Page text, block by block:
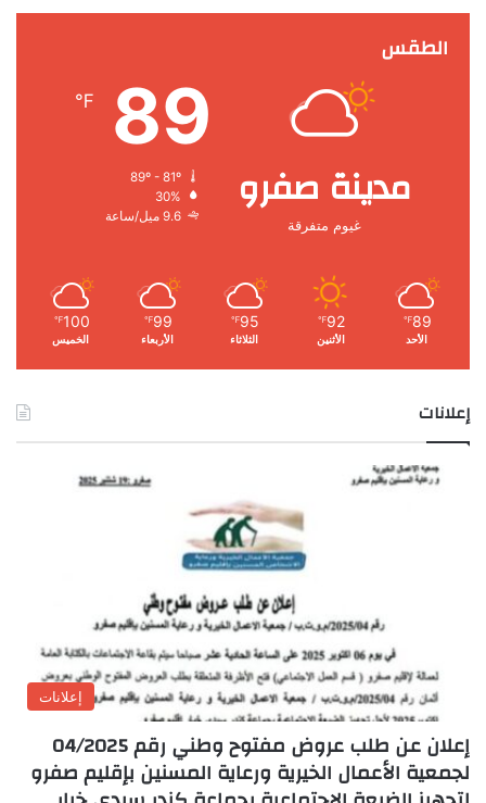
الطقس
مدينة صفرو
غيوم متفرقة
89
℉
30%
9.6 ميل/ساعة
89
℉
الأحد
92
℉
الأثنين
95
℉
الثلاثاء
99
℉
الأربعاء
100
℉
الخميس
إعلانات
إعلانات
إعلان عن طلب عروض مفتوح وطني رقم 04/2025
لجمعية الأعمال الخيرية ورعاية المسنين بإقليم صفرو